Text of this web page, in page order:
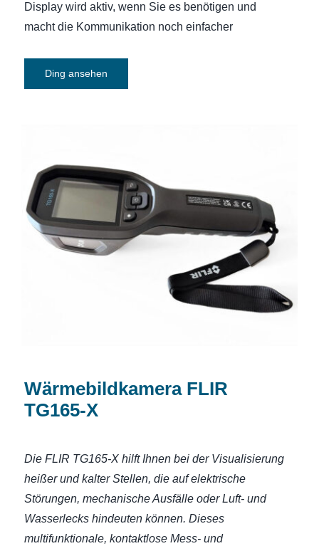
Display wird aktiv, wenn Sie es benötigen und
macht die Kommunikation noch einfacher
Ding ansehen
Wärmebildkamera FLIR TG165-X
Wärmebildkamera FLIR
TG165-X
Die FLIR TG165-X hilft Ihnen bei der Visualisierung
heißer und kalter Stellen, die auf elektrische
Störungen, mechanische Ausfälle oder Luft- und
Wasserlecks hindeuten können. Dieses
multifunktionale, kontaktlose Mess- und